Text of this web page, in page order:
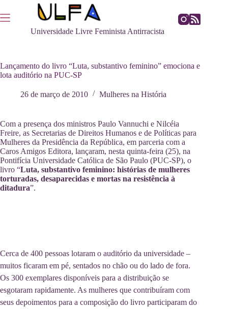
para
o
Universidade Livre Feminista Antirracista
Lançamento do livro “Luta, substantivo feminino” emociona e
lota auditório na PUC-SP
26 de março de 2010 Mulheres na História
Com a presença dos ministros Paulo Vannuchi e Nilcéia
Freire, as Secretarias de Direitos Humanos e de Políticas para
Mulheres da Presidência da República, em parceria com a
Caros Amigos Editora, lançaram, nesta quinta-feira (25), na
Pontifícia Universidade Católica de São Paulo (PUC-SP), o
livro “Luta, substantivo feminino: histórias de mulheres
torturadas, desaparecidas e mortas na resistência à
ditadura”.
Cerca de 400 pessoas lotaram o auditório da universidade –
muitos ficaram em pé, sentados no chão ou do lado de fora.
Os 300 exemplares disponíveis para a distribuição se
esgotaram rapidamente. As mulheres que contribuíram com
seus depoimentos para a composição do livro participaram do